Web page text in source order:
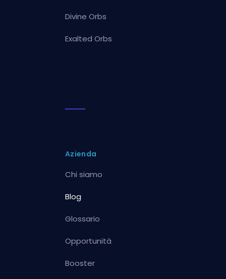
Divine Orbs
Exalted Orbs
Azienda
Chi siamo
Blog
Glossario
Opportunità
Booster